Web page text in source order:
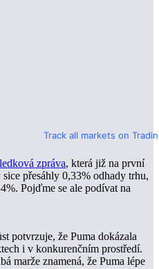
Track all markets on
zpráva, která již na první
přesáhly 0,33% odhady trhu,
Pojďme se ale podívat na
potvrzuje, že Puma dokázala
i v konkurenčním prostředí.
marže znamená, že Puma lépe